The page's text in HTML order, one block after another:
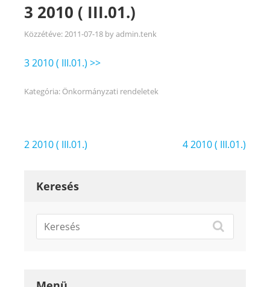
3 2010 ( III.01.)
Közzétéve:2011-07-18 byadmin.tenk
3 2010 ( III.01.) >>
Kategória: Önkormányzati rendeletek
Bejegyzés
2 2010 ( III.01.) 4 2010 ( III.01.)
Keresés